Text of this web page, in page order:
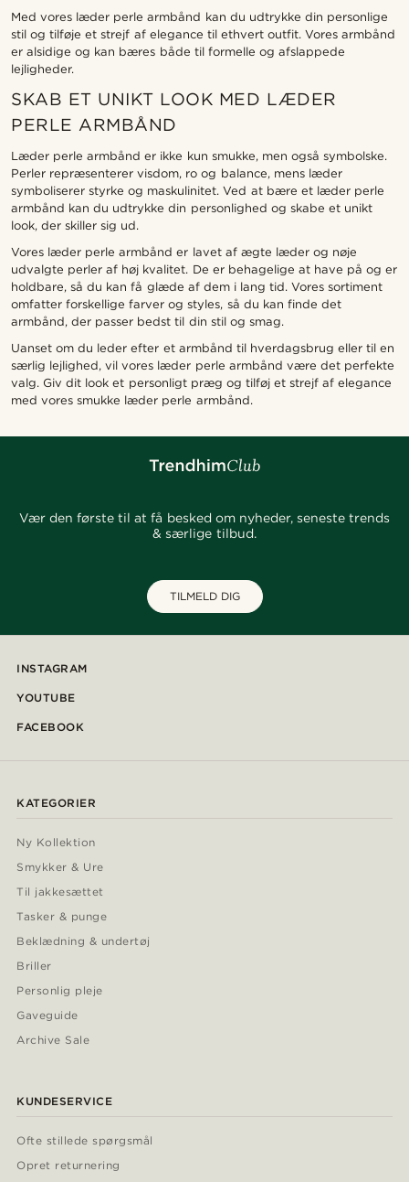
Med vores læder perle armbånd kan du udtrykke din personlige
stil og tilføje et strejf af elegance til ethvert outfit. Vores armbånd
er alsidige og kan bæres både til formelle og afslappede
lejligheder.
SKAB ET UNIKT LOOK MED LÆDER
PERLE ARMBÅND
Læder perle armbånd er ikke kun smukke, men også symbolske.
Perler repræsenterer visdom, ro og balance, mens læder
symboliserer styrke og maskulinitet. Ved at bære et læder perle
armbånd kan du udtrykke din personlighed og skabe et unikt
look, der skiller sig ud.
Vores læder perle armbånd er lavet af ægte læder og nøje
udvalgte perler af høj kvalitet. De er behagelige at have på og er
holdbare, så du kan få glæde af dem i lang tid. Vores sortiment
omfatter forskellige farver og styles, så du kan finde det
armbånd, der passer bedst til din stil og smag.
Uanset om du leder efter et armbånd til hverdagsbrug eller til en
særlig lejlighed, vil vores læder perle armbånd være det perfekte
valg. Giv dit look et personligt præg og tilføj et strejf af elegance
med vores smukke læder perle armbånd.
Vær den første til at få besked om nyheder, seneste trends
& særlige tilbud.
TILMELD DIG
INSTAGRAM
YOUTUBE
FACEBOOK
KATEGORIER
Ny Kollektion
Smykker & Ure
Til jakkesættet
Tasker & punge
Beklædning & undertøj
Briller
Personlig pleje
Gaveguide
Archive Sale
KUNDESERVICE
Ofte stillede spørgsmål
Opret returnering